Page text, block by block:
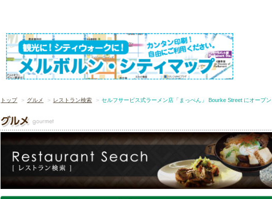
トップ グルメ レストラン検索 セルフサービス式ラーメン店「まっぺん」 Bourke Street にオープン